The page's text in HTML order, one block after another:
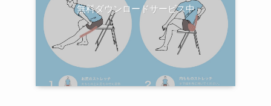
無料ダウンロードサービス中